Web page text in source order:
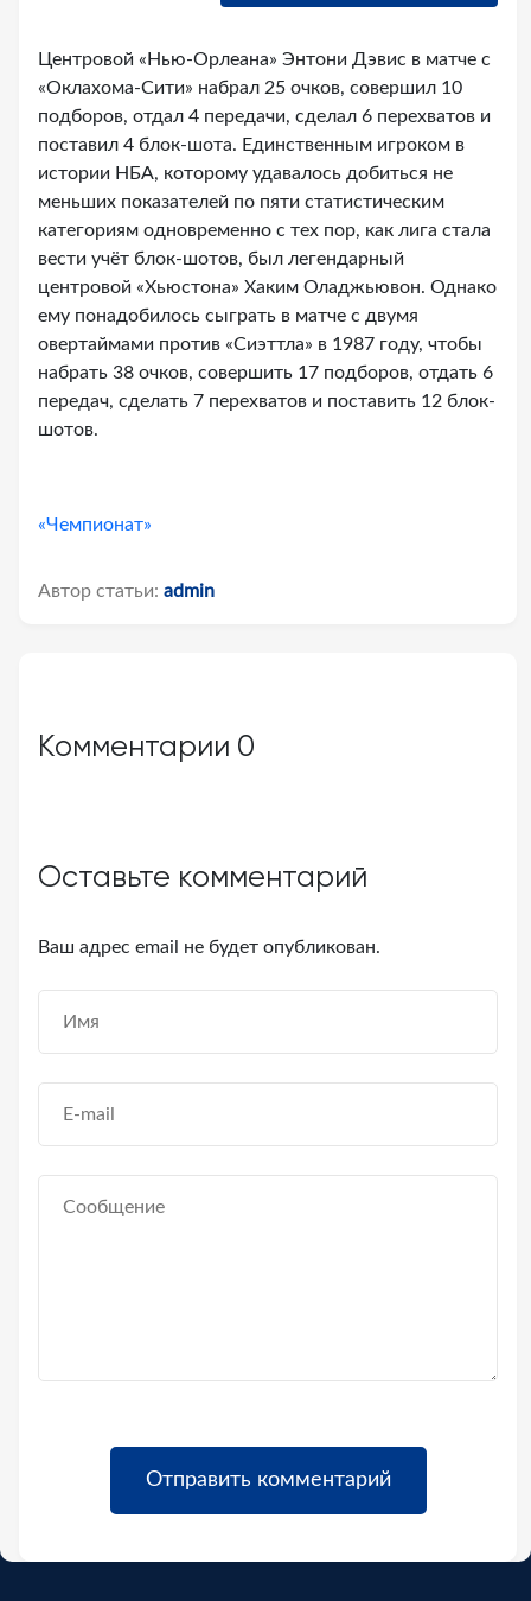
Центровой «Нью-Орлеана» Энтони Дэвис в матче с
«Оклахома-Сити» набрал 25 очков, совершил 10
подборов, отдал 4 передачи, сделал 6 перехватов и
поставил 4 блок-шота. Единственным игроком в
истории НБА, которому удавалось добиться не
меньших показателей по пяти статистическим
категориям одновременно с тех пор, как лига стала
вести учёт блок-шотов, был легендарный
центровой «Хьюстона» Хаким Оладжьювон. Однако
ему понадобилось сыграть в матче с двумя
овертаймами против «Сиэттла» в 1987 году, чтобы
набрать 38 очков, совершить 17 подборов, отдать 6
передач, сделать 7 перехватов и поставить 12 блок-
шотов.
«Чемпионат»
Автор статьи: admin
Комментарии 0
Оставьте комментарий
Ваш адрес email не будет опубликован.